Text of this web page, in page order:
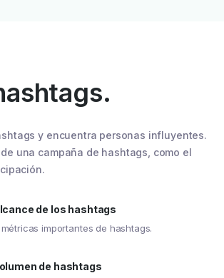
y encuentra personas influyentes.
una campaña de hashtags, como el
de los hashtags
importantes de hashtags.
de hashtags